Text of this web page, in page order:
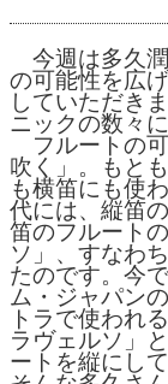
今週は多久潤
の可能性を広
していただき
ニックの数々
フルートの
吹く」。もと
も横笛にも使
代には、縦笛
笛のフルート
ソ」、すなわ
たのです。今
ム・ジャパン
トラで使われ
ラヴェルソ」
ートを縦にし